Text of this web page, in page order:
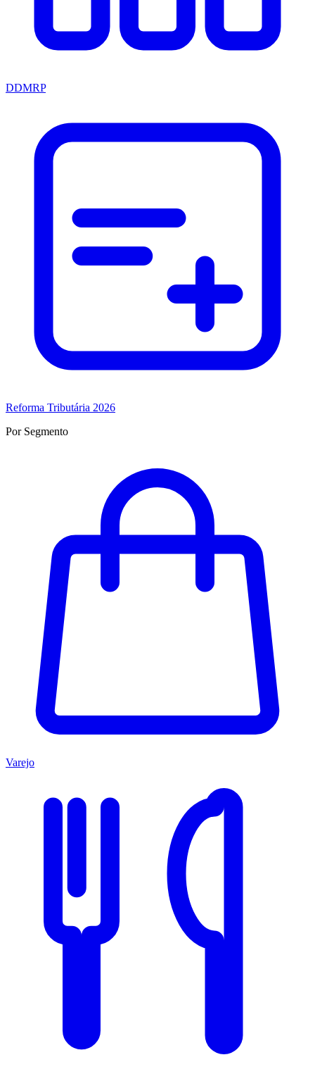
DDMRP
Reforma Tributária 2026
Por Segmento
Varejo